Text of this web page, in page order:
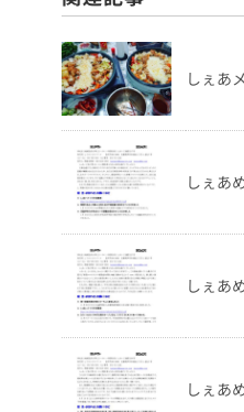
しぇあ
しぇあ
しぇあ
しぇあ